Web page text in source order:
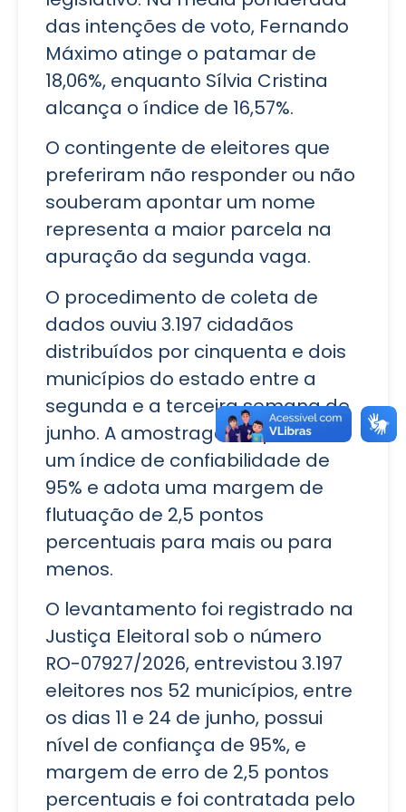
das intenções de voto, Fernando
Máximo atinge o patamar de
18,06%, enquanto Sílvia Cristina
alcança o índice de 16,57%.
O contingente de eleitores que
preferiram não responder ou não
souberam apontar um nome
representa a maior parcela na
apuração da segunda vaga.
O procedimento de coleta de
dados ouviu 3.197 cidadãos
distribuídos por cinquenta e dois
municípios do estado entre a
segunda e a terceira semana de
junho. A amostragem apresenta
um índice de confiabilidade de
95% e adota uma margem de
flutuação de 2,5 pontos
percentuais para mais ou para
menos.
O levantamento foi registrado na
Justiça Eleitoral sob o número
RO-07927/2026, entrevistou 3.197
eleitores nos 52 municípios, entre
os dias 11 e 24 de junho, possui
nível de confiança de 95%, e
margem de erro de 2,5 pontos
percentuais e foi contratada pelo